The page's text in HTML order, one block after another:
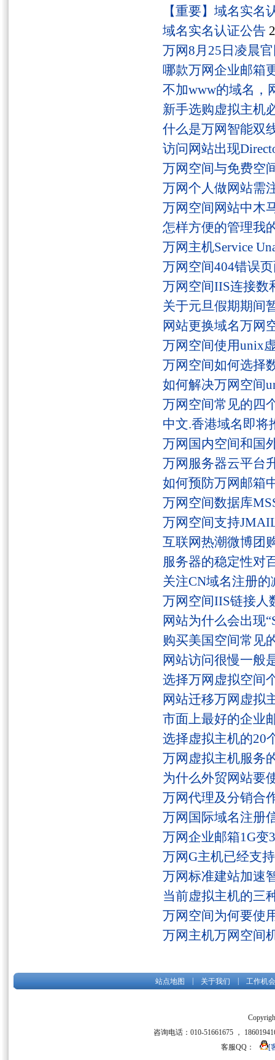
【重要】域名实名
域名实名认证公告
万网8月25日凌晨
哪款万网企业邮箱
不加www的域名，
新手选购虚拟主机
什么是万网智能双
访问网站出现
万网空间与免费空
万网个人做网站需
万网空间网站中木
怎样方便的管理我
万网主机Service
万网空间404错误
万网空间IIS连接数
关于元旦假期期间
网站更换域名万网
万网空间使用unix
万网空间如何选择
如何解决万网空间
万网空间常见的四
中文.香港域名即将
万网国内空间和国
万网服务器云平台
如何预防万网邮箱
万网空间数据库
万网空间支持
互联网热潮微博团
服务器的稳定性对
关注CN域名注册
万网空间IIS链接人
网站为什么会出现
购买美国空间常见
网站访问很慢一般
选择万网虚拟空间
网站迁移万网虚拟
市面上最好的企业
选择虚拟主机的20
万网虚拟主机服务
为什么外贸网站要
万网代理及分销合
万网国际域名注册
万网企业邮箱1G变
万网G主机已经支
万网标准建站加速
当前虚拟主机的三
万网空间为何要使
万网主机万网空间
站点地图 关于我们 工作机会
咨询电话：010-51661675 ，
客服QQ：
[